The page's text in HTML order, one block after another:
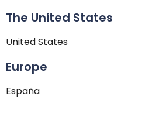
The United States
United States
Europe
España